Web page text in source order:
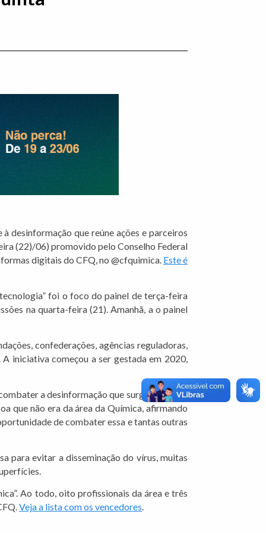
desinformação que reúne ações e parceiros
(22)/06) promovido pelo Conselho Federal
digitais do CFQ, no @cfquimica. Este é
foi o foco do painel de terça-feira
na quarta-feira (21). Amanhã, a o painel
confederações, agências reguladoras,
iniciativa começou a ser gestada em 2020,
a desinformação que surgia em meio
que não era da área da Química, afirmando
de combater essa e tantas outras
para evitar a disseminação do vírus, muitas
Ao todo, oito profissionais da área e três
Veja a lista com os vencedores.